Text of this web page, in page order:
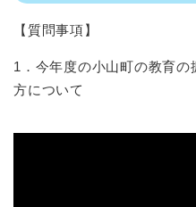
【質問事項】
1．今年度の小山町の教育の
方について